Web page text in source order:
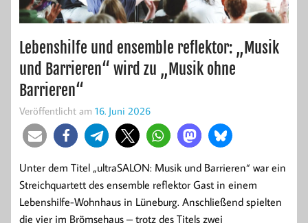
Lebenshilfe und ensemble reflektor: „Musik
und Barrieren“ wird zu „Musik ohne
Barrieren“
Veröffentlicht am 16. Juni 2026
Unter dem Titel „ultraSALON: Musik und Barrieren“ war ein
Streichquartett des ensemble reflektor Gast in einem
Lebenshilfe-Wohnhaus in Lüneburg. Anschließend spielten
die vier im Brömsehaus – trotz des Titels zwei